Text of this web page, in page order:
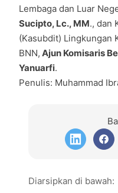
Lembaga dan Luar
Sucipto, Lc., MM., dan
(Kasubdit) Lingkungan
BNN, Ajun Komisaris
Yanuarfi.
Penulis: Muhammad
Diarsipkan di bawah: